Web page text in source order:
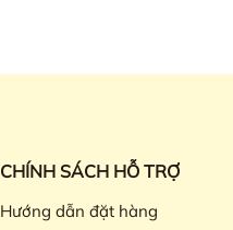
CHÍNH SÁCH HỖ TRỢ
Hướng dẫn đặt hàng